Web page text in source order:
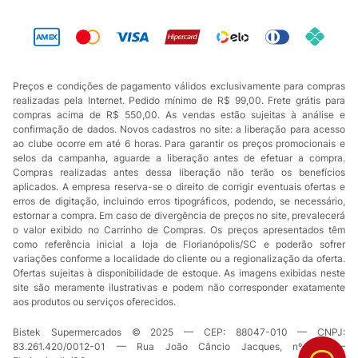
Preços e condições de pagamento válidos exclusivamente para compras
realizadas pela Internet. Pedido mínimo de R$ 99,00. Frete grátis para
compras acima de R$ 550,00. As vendas estão sujeitas à análise e
confirmação de dados. Novos cadastros no site: a liberação para acesso
ao clube ocorre em até 6 horas. Para garantir os preços promocionais e
selos da campanha, aguarde a liberação antes de efetuar a compra.
Compras realizadas antes dessa liberação não terão os benefícios
aplicados. A empresa reserva-se o direito de corrigir eventuais ofertas e
erros de digitação, incluindo erros tipográficos, podendo, se necessário,
estornar a compra. Em caso de divergência de preços no site, prevalecerá
o valor exibido no Carrinho de Compras. Os preços apresentados têm
como referência inicial a loja de Florianópolis/SC e poderão sofrer
variações conforme a localidade do cliente ou a regionalização da oferta.
Ofertas sujeitas à disponibilidade de estoque. As imagens exibidas neste
site são meramente ilustrativas e podem não corresponder exatamente
aos produtos ou serviços oferecidos.
Bistek Supermercados © 2025 — CEP: 88047-010 — CNPJ:
83.261.420/0012-01 — Rua João Câncio Jacques, nº 49 —